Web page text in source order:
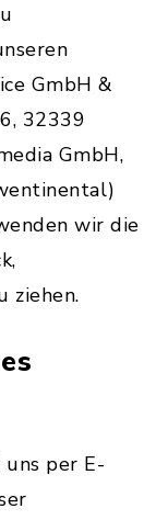
GmbH &
32339
GmbH,
wir die
ziehen.
per E-